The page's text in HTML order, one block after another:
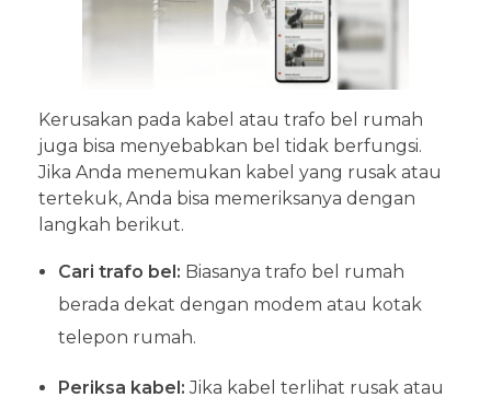
Kerusakan pada kabel atau trafo bel rumah
juga bisa menyebabkan bel tidak berfungsi.
Jika Anda menemukan kabel yang rusak atau
tertekuk, Anda bisa memeriksanya dengan
langkah berikut.
Cari trafo bel: Biasanya trafo bel rumah
berada dekat dengan modem atau kotak
telepon rumah.
Periksa kabel: Jika kabel terlihat rusak atau